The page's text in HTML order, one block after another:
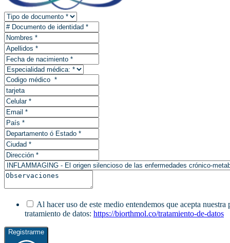
Al hacer uso de este medio entendemos que acepta
tratamiento de datos: https://biorthmol.co/tratamiento-de-datos
Registrarme